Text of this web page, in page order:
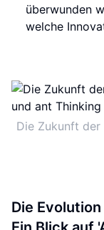
überwunden
welche
Die Zukunft der
Die